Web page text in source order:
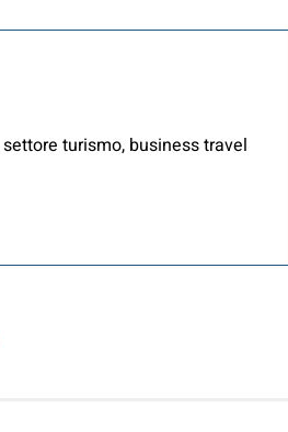
turismo, business travel